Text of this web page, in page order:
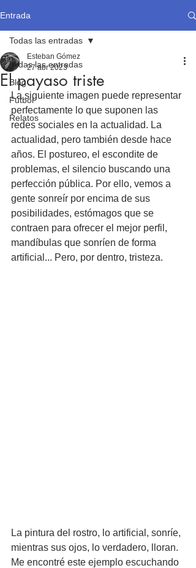
Entrada
Todas las entradas
Blog
Fútbol
Relatos
Todas las entradas
El payaso triste
Esteban Gómez
27 abr 2023
La siguiente imagen puede representar
perfectamente lo que suponen las
redes sociales en la actualidad. La
actualidad, pero también desde hace
años. El postureo, el escondite de
problemas, el silencio buscando una
perfección pública. Por ello, vemos a
gente sonreír por encima de sus
posibilidades, estómagos que se
contraen para ofrecer el mejor perfil,
mandíbulas que sonríen de forma
artificial... Pero, por dentro, tristeza.
La pintura del rostro, lo artificial, sonríe,
mientras sus ojos, lo verdadero, lloran.
Me encontré este ejemplo escuchando